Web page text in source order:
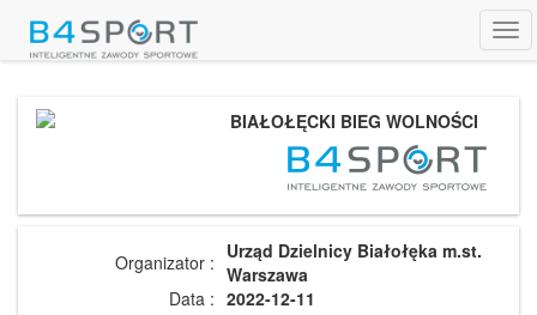
BIAŁOŁĘCKI BIEG WOLNOŚCI
Organizator : Urząd Dzielnicy Białołęka m.st.
Warszawa
Data : 2022-12-11